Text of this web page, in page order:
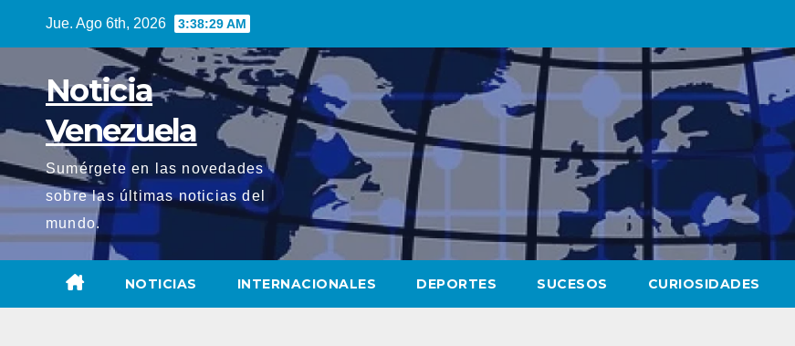
Jue. Ago 6th, 2026 3:38:30 AM
Noticia
Venezuela
Sumérgete en las novedades
sobre las últimas noticias del
mundo.
NOTICIAS INTERNACIONALES DEPORTES SUCESOS CURIOSIDADES